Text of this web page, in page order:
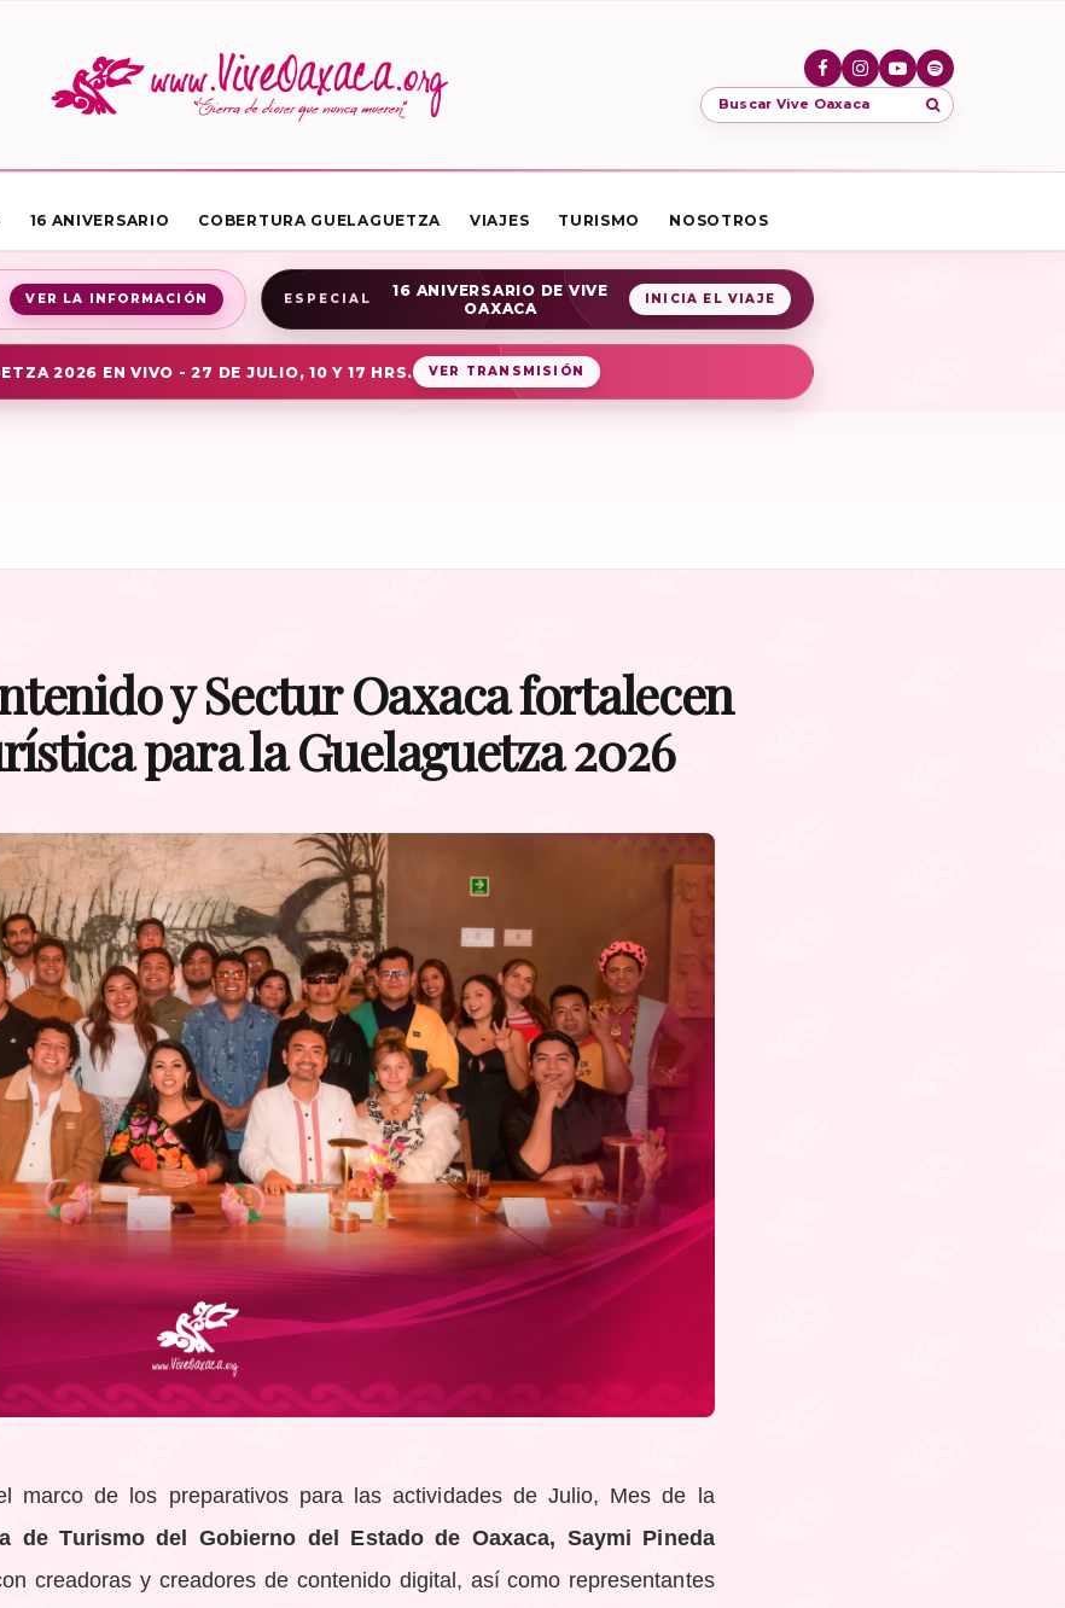
Buscar Vive Oaxaca
16 ANIVERSARIO COBERTURA GUELAGUETZA VIAJES TURISMO NOSOTROS
VER LA INFORMACIÓN ESPECIAL
16 ANIVERSARIO DE VIVE
OAXACA
INICIA EL VIAJE
2026 EN VIVO - 27 DE JULIO, 10 Y 17 HRS. VER TRANSMISIÓN
y Sectur Oaxaca fortalecen
para la Guelaguetza 2026
marco de los preparativos para las actividades de Julio, Mes de la
de Turismo del Gobierno del Estado de Oaxaca, Saymi Pineda
creadoras y creadores de contenido digital, así como representantes